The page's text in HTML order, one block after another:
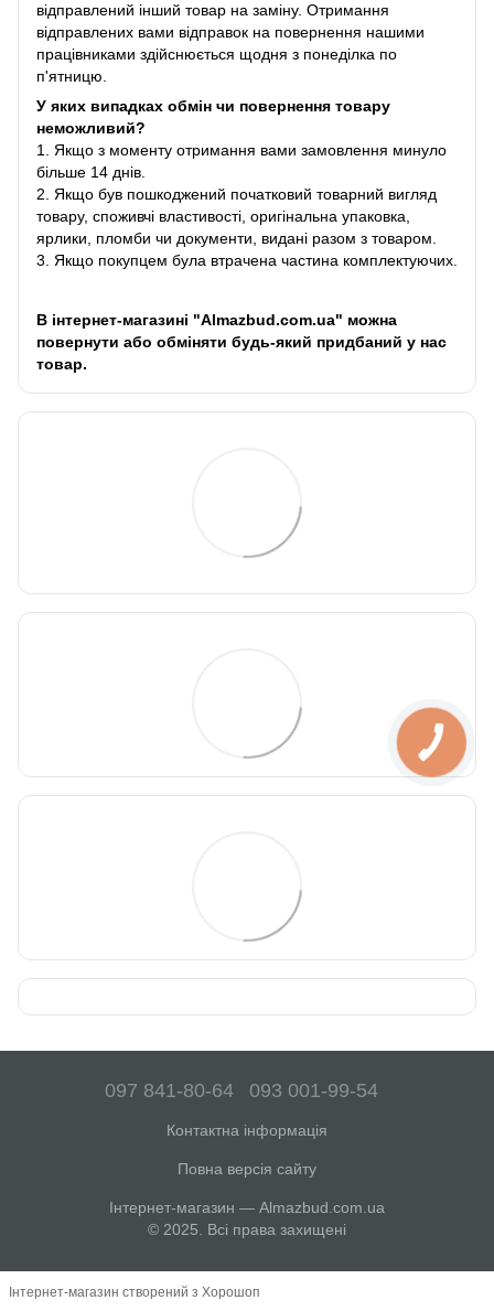
відправлений інший товар на заміну. Отримання
відправлених вами відправок на повернення нашими
працівниками здійснюється щодня з понеділка по
п'ятницю.
У яких випадках обмін чи повернення товару
неможливий?
1. Якщо з моменту отримання вами замовлення минуло
більше 14 днів.
2. Якщо був пошкоджений початковий товарний вигляд
товару, споживчі властивості, оригінальна упаковка,
ярлики, пломби чи документи, видані разом з товаром.
3. Якщо покупцем була втрачена частина комплектуючих.
В інтернет-магазині "Almazbud.com.ua" можна
повернути або обміняти будь-який придбаний у нас
товар.
097 841-80-64 093 001-99-54
Контактна інформація
Повна версія сайту
Інтернет-магазин — Almazbud.com.ua
© 2025. Всі права захищені
Інтернет-магазин створений з Хорошоп